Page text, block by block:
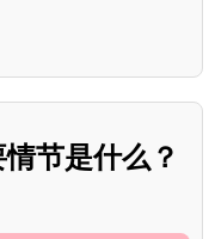
节是什么？